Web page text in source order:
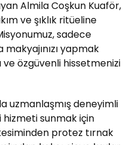
Almila Coşkun Kuaför,
ve şıklık ritüeline
sadece
makyajınızı yapmak
ve özgüvenli hissetmenizi
uzmanlaşmış deneyimli
sunmak için
protez tırnak